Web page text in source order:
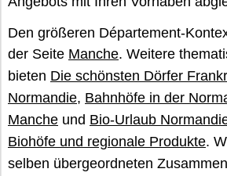
Den größeren Département-
der Seite Manche. Weitere
bieten Die schönsten Dörfer
Normandie, Bahnhöfe in der
Manche und Bio-Urlaub
Biohöfe und regionale Produkte.
selben übergeordneten